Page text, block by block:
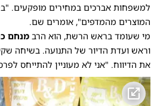
למשפחות אברכים במחירים מופקעים.
המוצרים מהמדפים", אומרים שם.
מי שעומד בראש הרשת, הוא הרב מנחם
וראש ועדת הדיור של התנועה. בשיחה
את הדיווח. "אני לא מעוניין להתייחס